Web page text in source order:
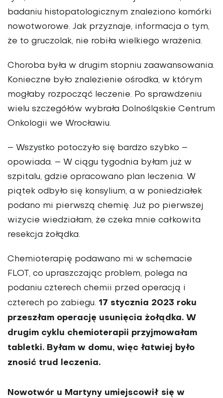
badaniu histopatolo­gicznym znaleziono komórki
nowotworowe. Jak przyznaje, informacja o tym,
że to gruczolak, nie robiła wielkiego wrażenia.
Choroba była w drugim stopniu zaawansowania.
Konieczne było znalezienie ośrodka, w którym
mogłaby rozpocząć leczenie. Po sprawdzeniu
wielu szczegółów wybrała Dolnośląskie Centrum
Onkologii we Wrocławiu.
– Wszystko potoczyło się bardzo szybko –
opowiada. – W ciągu tygodnia byłam już w
szpitalu, gdzie opracowano plan leczenia. W
piątek odbyło się konsylium, a w ponie­działek
podano mi pierwszą chemię. Już po pierwszej
wizy­cie wiedziałam, że czeka mnie całkowita
resekcja żołądka.
Chemioterapię podawano mi w schemacie
FLOT, co upraszczając problem, polega na
podaniu czterech chemii przed operacją i
czterech po zabiegu. 17 stycznia 2023 roku
przeszłam operację usunięcia żołądka. W
drugim cyklu chemioterapii przyjmowałam
tabletki. Byłam w domu, więc łatwiej było
znosić trud leczenia.
Nowotwór u Martyny umiejscowił się w